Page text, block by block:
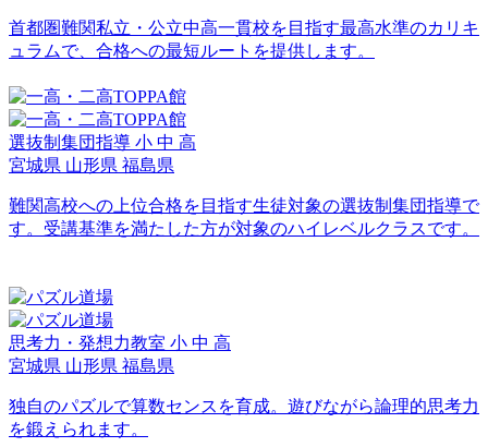
首都圏難関私立・公立中高一貫校を目指す最高水準のカリキ
ュラムで、合格への最短ルートを提供します。
選抜制集団指導 小 中 高
宮城県 山形県 福島県
難関高校への上位合格を目指す生徒対象の選抜制集団指導で
す。受講基準を満たした方が対象のハイレベルクラスです。
思考力・発想力教室 小 中 高
宮城県 山形県 福島県
独自のパズルで算数センスを育成。遊びながら論理的思考力
を鍛えられます。